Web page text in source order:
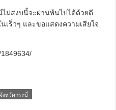
ไม่สงบนี้จะผ่านพ้นไปได้ด้วยดี
เร็วๆ และขอแสดงความเสียใจ
งหวัดกระบี่